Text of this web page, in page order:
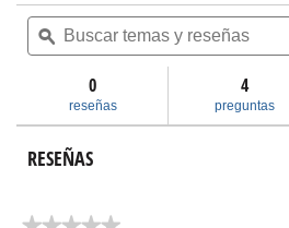
hay
de
de
papel
plegado
monocapa
la
todos
Buscar
temas
y
ϙ
0
reseñas
4
preguntas
RESEÑAS